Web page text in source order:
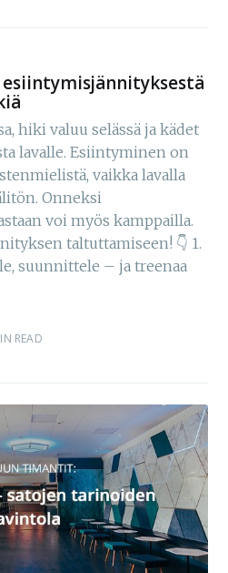
hiki valuu selässä ja kädet
lavalle. Esiintyminen on
vaikka lavalla
Onneksi
voi myös kamppailla.
taltuttamiseen! 👇 1.
suunnittele – ja treenaa
READ